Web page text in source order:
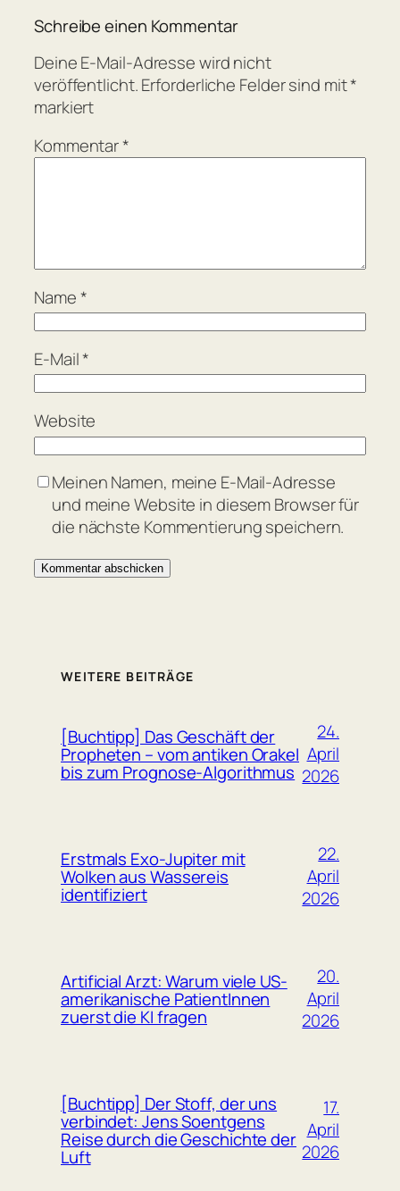
Schreibe einen Kommentar
Deine E-Mail-Adresse wird nicht
veröffentlicht.Erforderliche Felder sind mit*
markiert
Kommentar*
Name*
E-Mail*
Website
Meinen Namen, meine E-Mail-Adresse
und meine Website in diesem Browser für
die nächste Kommentierung speichern.
WEITERE BEITRÄGE
[Buchtipp] Das Geschäft der
Propheten – vom antiken Orakel
bis zum Prognose-Algorithmus
24.
April
2026
Erstmals Exo-Jupiter mit
Wolken aus Wassereis
identifiziert
22.
April
2026
Artificial Arzt: Warum viele US-
amerikanische PatientInnen
zuerst die KI fragen
20.
April
2026
[Buchtipp] Der Stoff, der uns
verbindet: Jens Soentgens
Reise durch die Geschichte der
Luft
17.
April
2026